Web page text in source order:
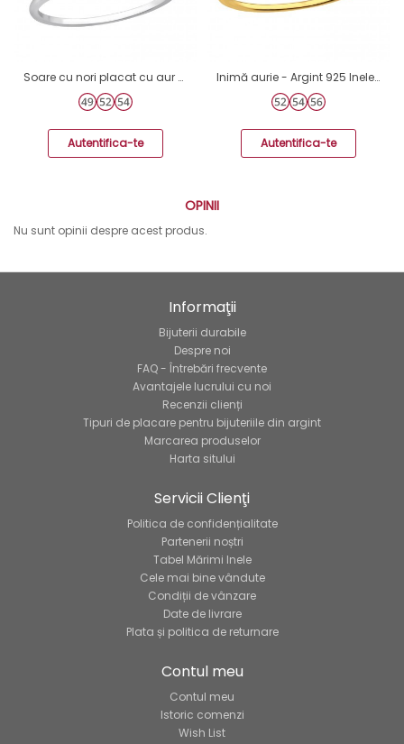
Soare cu nori placat cu aur - Argint 925 Inele Simple A4S47624
Autentifica-te
Inimă aurie - Argint 925 Inele Simple A4S46472
Autentifica-te
OPINII
Nu sunt opinii despre acest produs.
Informaţii
Bijuterii durabile
Despre noi
FAQ - Întrebări frecvente
Avantajele lucrului cu noi
Recenzii clienți
Tipuri de placare pentru bijuteriile din argint
Marcarea produselor
Harta sitului
Servicii Clienţi
Politica de confidențialitate
Partenerii noștri
Tabel Mărimi Inele
Cele mai bine vândute
Condiții de vânzare
Date de livrare
Plata și politica de returnare
Contul meu
Contul meu
Istoric comenzi
Wish List